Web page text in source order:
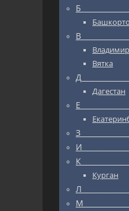
Владимир
Вятка
Дагестан
Курган